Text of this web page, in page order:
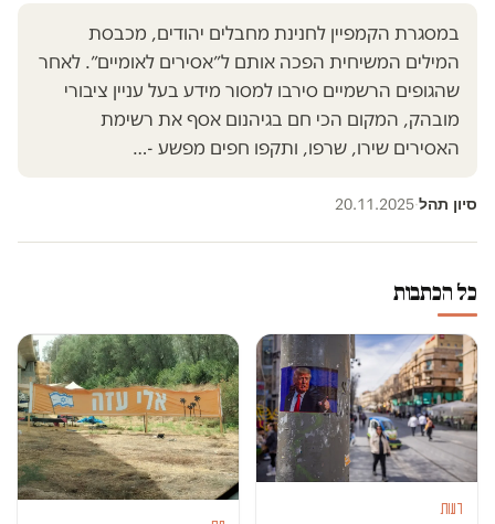
במסגרת הקמפיין לחנינת מחבלים יהודים, מכבסת
המילים המשיחית הפכה אותם ל״אסירים לאומיים״. לאחר
שהגופים הרשמיים סירבו למסור מידע בעל עניין ציבורי
מובהק, המקום הכי חם בגיהנום אסף את רשימת
האסירים שירו, שרפו, ותקפו חפים מפשע -…
סיון תהל·
20.11.2025
כל הכתבות
דעות